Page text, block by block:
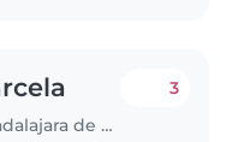
Niñera en Guadalajara de Buga
3